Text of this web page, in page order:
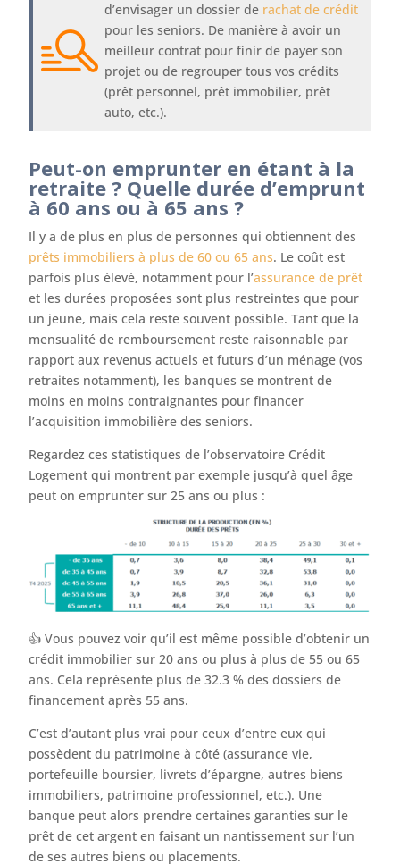
d’envisager un dossier de rachat de crédit
pour les seniors. De manière à avoir un
meilleur contrat pour finir de payer son
projet ou de regrouper tous vos crédits
(prêt personnel, prêt immobilier, prêt
auto, etc.).
Peut-on emprunter en étant à la
retraite ? Quelle durée d’emprunt
à 60 ans ou à 65 ans ?
Il y a de plus en plus de personnes qui obtiennent des
prêts immobiliers à plus de 60 ou 65 ans. Le coût est
parfois plus élevé, notamment pour l’assurance de prêt
et les durées proposées sont plus restreintes que pour
un jeune, mais cela reste souvent possible. Tant que la
mensualité de remboursement reste raisonnable par
rapport aux revenus actuels et futurs d’un ménage (vos
retraites notamment), les banques se montrent de
moins en moins contraignantes pour financer
l’acquisition immobilière des seniors.
Regardez ces statistiques de l’observatoire Crédit
Logement qui montrent par exemple jusqu’à quel âge
peut on emprunter sur 25 ans ou plus :
👍 Vous pouvez voir qu’il est même possible d’obtenir un
crédit immobilier sur 20 ans ou plus à plus de 55 ou 65
ans. Cela représente plus de 32.3 % des dossiers de
financement après 55 ans.
C’est d’autant plus vrai pour ceux d’entre eux qui
possèdent du patrimoine à côté (assurance vie,
portefeuille boursier, livrets d’épargne, autres biens
immobiliers, patrimoine professionnel, etc.). Une
banque peut alors prendre certaines garanties sur le
prêt de cet argent en faisant un nantissement sur l’un
de ses autres biens ou placements.